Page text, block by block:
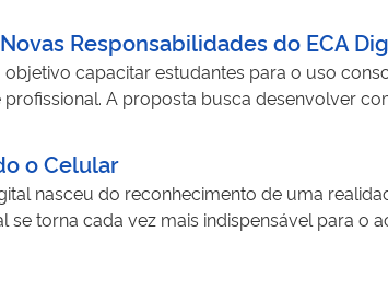
a informações confiáveis, estimula o
contribui para prevenir sofrimentos
social para democratizar o
Responsabilidades do ECA
capacitar estudantes para o uso
A proposta busca desenvolver
palestras com profissionais externos. Entre
Campinas, que contribui com orientações
formar crianças e adolescentes mais
plataformas digitais e
o Celular
nasceu do reconhecimento de uma
torna cada vez mais indispensável para o